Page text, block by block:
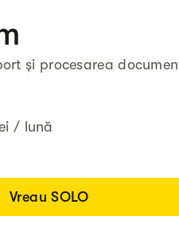
și procesarea
/ lună
Vreau SOLO